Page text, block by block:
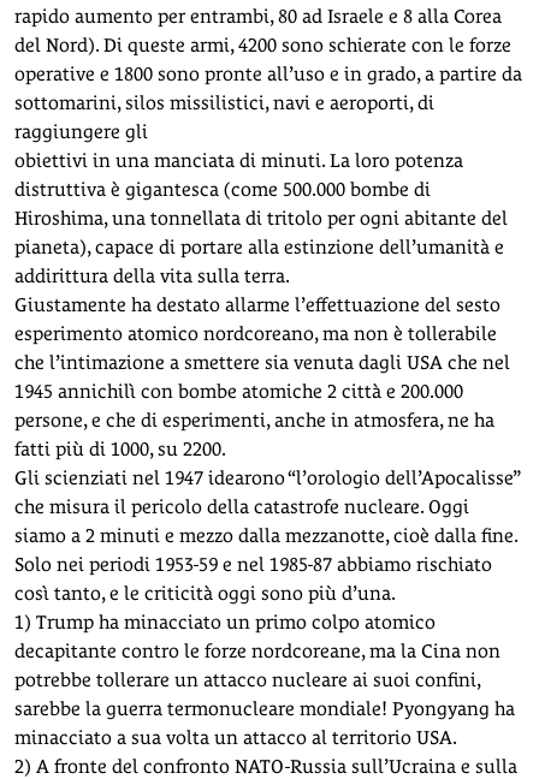
rapido aumento per entrambi, 80 ad Israele e 8 alla Corea
del Nord). Di queste armi, 4200 sono schierate con le forze
operative e 1800 sono pronte all’uso e in grado, a partire da
sottomarini, silos missilistici, navi e aeroporti, di
raggiungere gli
obiettivi in una manciata di minuti. La loro potenza
distruttiva è gigantesca (come 500.000 bombe di
Hiroshima, una tonnellata di tritolo per ogni abitante del
pianeta), capace di portare alla estinzione dell’umanità e
addirittura della vita sulla terra.
Giustamente ha destato allarme l’effettuazione del sesto
esperimento atomico nordcoreano, ma non è tollerabile
che l’intimazione a smettere sia venuta dagli USA che nel
1945 annichilì con bombe atomiche 2 città e 200.000
persone, e che di esperimenti, anche in atmosfera, ne ha
fatti più di 1000, su 2200.
Gli scienziati nel 1947 idearono “l’orologio dell’Apocalisse”
che misura il pericolo della catastrofe nucleare. Oggi
siamo a 2 minuti e mezzo dalla mezzanotte, cioè dalla fine.
Solo nei periodi 1953-59 e nel 1985-87 abbiamo rischiato
così tanto, e le criticità oggi sono più d’una.
1) Trump ha minacciato un primo colpo atomico
decapitante contro le forze nordcoreane, ma la Cina non
potrebbe tollerare un attacco nucleare ai suoi confini,
sarebbe la guerra termonucleare mondiale! Pyongyang ha
minacciato a sua volta un attacco al territorio USA.
2) A fronte del confronto NATO-Russia sull’Ucraina e sulla